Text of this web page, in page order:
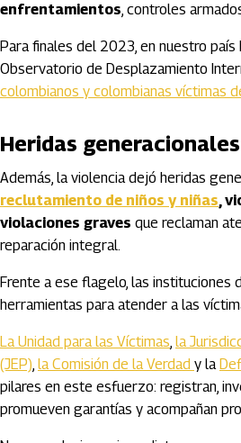
enfrentamientos, controles
Para finales del 2023, en nuestro país
Observatorio de Desplazamiento
colombianos y colombianas víctimas
Heridas generacionales
Además, la violencia dejó heridas
reclutamiento de niños y niñas,
violaciones graves que reclaman
reparación integral.
Frente a ese flagelo, las instituciones
herramientas para atender a las
La Unidad para las Víctimas, la
(JEP), la Comisión de la Verdad y la
pilares en este esfuerzo: registran,
promueven garantías y acompañan